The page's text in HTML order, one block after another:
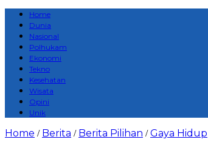
Home
Dunia
Nasional
Polhukam
Ekonomi
Tekno
Kesehatan
Wisata
Opini
Unik
Home / Berita / Berita Pilihan /Gaya Hidup